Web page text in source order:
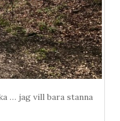
… jag vill bara stanna